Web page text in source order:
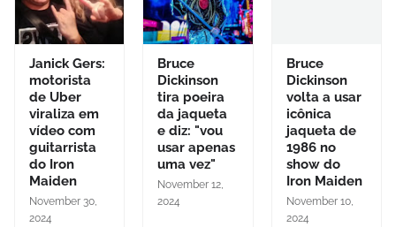
Janick Gers:
motorista
de Uber
viraliza em
vídeo com
guitarrista
do Iron
Maiden
November 30,
2024
Bruce
Dickinson
tira poeira
da jaqueta
e diz: "vou
usar apenas
uma vez"
November 12,
2024
Bruce
Dickinson
volta a usar
icônica
jaqueta de
1986 no
show do
Iron Maiden
November 10,
2024